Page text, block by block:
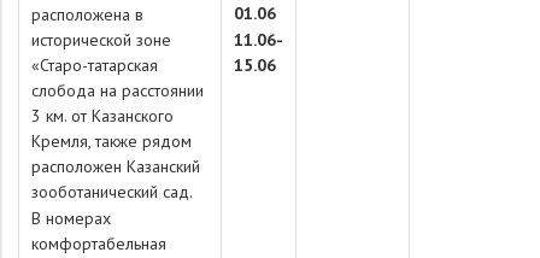
расположена в
исторической зоне
«Старо-татарская
слобода на расстоянии
3 км. от Казанского
Кремля, также рядом
расположен Казанский
зооботанический сад.
В номерах
комфортабельная
01.06
11.06-
15.06